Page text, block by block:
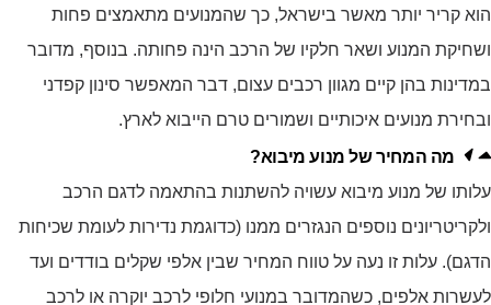
הוא קריר יותר מאשר בישראל, כך שהמנועים מתאמצים פחות
ושחיקת המנוע ושאר חלקיו של הרכב הינה פחותה. בנוסף, מדובר
במדינות בהן קיים מגוון רכבים עצום, דבר המאפשר סינון קפדני
ובחירת מנועים איכותיים ושמורים טרם הייבוא לארץ.
מה המחיר של מנוע מיבוא?
עלותו של מנוע מיבוא עשויה להשתנות בהתאמה לדגם הרכב
ולקריטריונים נוספים הנגזרים ממנו (כדוגמת נדירות לעומת שכיחות
הדגם). עלות זו נעה על טווח המחיר שבין אלפי שקלים בודדים ועד
לעשרות אלפים, כשהמדובר במנועי חלופי לרכב יוקרה או לרכב